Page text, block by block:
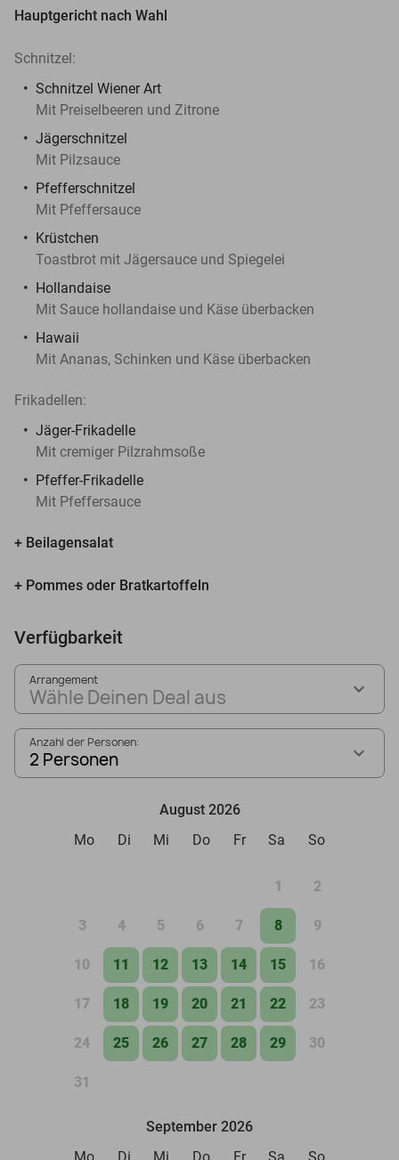
Hauptgericht nach Wahl
Schnitzel:
Schnitzel Wiener Art
Mit Preiselbeeren und Zitrone
Jägerschnitzel
Mit Pilzsauce
Pfefferschnitzel
Mit Pfeffersauce
Krüstchen
Toastbrot mit Jägersauce und Spiegelei
Hollandaise
Mit Sauce hollandaise und Käse überbacken
Hawaii
Mit Ananas, Schinken und Käse überbacken
Frikadellen:
Jäger-Frikadelle
Mit cremiger Pilzrahmsoße
Pfeffer-Frikadelle
Mit Pfeffersauce
+ Beilagensalat
+ Pommes oder Bratkartoffeln
Verfügbarkeit
Arrangement
Wähle Deinen Deal aus
Anzahl der Personen:
2 Personen
August 2026
Mo
Di Mi Do Fr Sa So
1 2
3 4 5 6 7 8 9
10 11 12 13 14 15 16
17 18 19 20 21 22 23
24 25 26 27 28 29 30
31
September 2026